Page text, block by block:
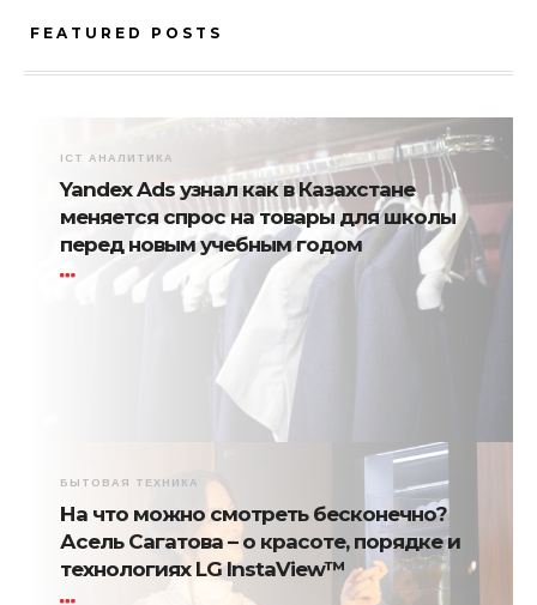
FEATURED POSTS
ICT АНАЛИТИКА
Yandex Ads узнал как в Казахстане
меняется спрос на товары для школы
перед новым учебным годом
БЫТОВАЯ ТЕХНИКА
На что можно смотреть бесконечно?
Асель Сагатова – о красоте, порядке и
технологиях LG InstaView™